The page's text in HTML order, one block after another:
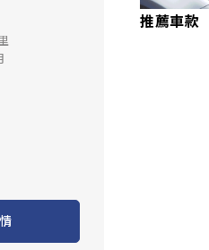
推薦車款